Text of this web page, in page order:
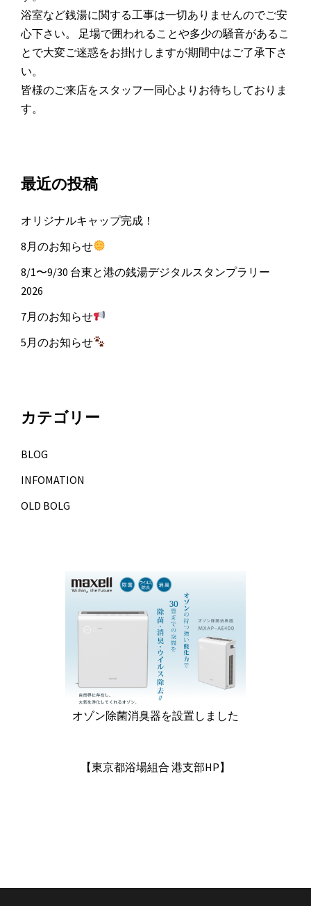
浴室など銭湯に関する工事は一切ありませんのでご安
心下さい。 足場で囲われることや多少の騒音があるこ
とで大変ご迷惑をお掛けしますが期間中はご了承下さ
い。
皆様のご来店をスタッフ一同心よりお待ちしておりま
す。
最近の投稿
オリジナルキャップ完成！
8月のお知らせ
8/1〜9/30 台東と港の銭湯デジタルスタンプラリー
2026
7月のお知らせ
5月のお知らせ
カテゴリー
BLOG
INFOMATION
OLD BOLG
オゾン除菌消臭器を設置しました
【東京都浴場組合 港支部HP】